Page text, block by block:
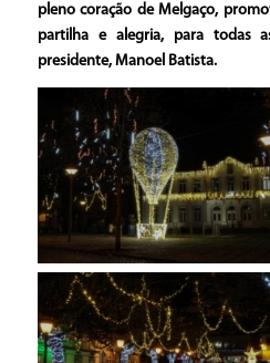
pleno coração de Melgaço,
partilha e alegria, para todas
presidente, Manoel Batista.